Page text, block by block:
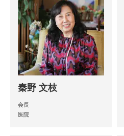
秦野 文枝
会長
医院